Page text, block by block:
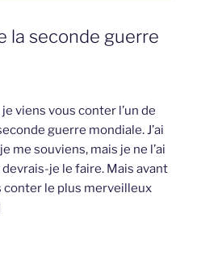
la seconde guerre
viens vous conter l’un de
guerre mondiale. J’ai
me souviens, mais je ne l’ai
je le faire. Mais avant
conter le plus merveilleux